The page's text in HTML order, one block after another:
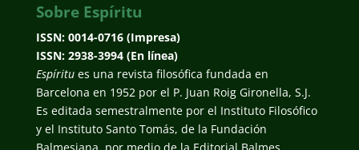
Sobre Espíritu
ISSN: 0014-0716 (Impresa)
ISSN: 2938-3994 (En línea)
Espíritues una revista filosófica fundada en
Barcelona en 1952 por el P. Juan Roig Gironella, S.J.
Es editada semestralmente por el Instituto Filosófico
y el Instituto Santo Tomás, de la Fundación